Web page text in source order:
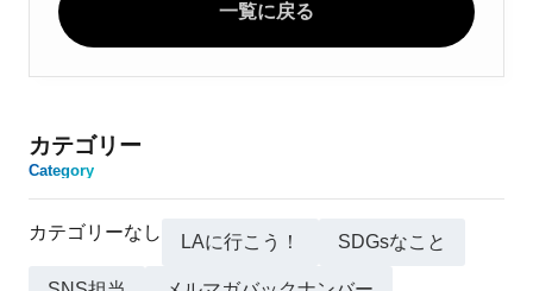
一覧に戻る
カテゴリー
Category
カテゴリーなし LAに行こう！ SDGsなこと